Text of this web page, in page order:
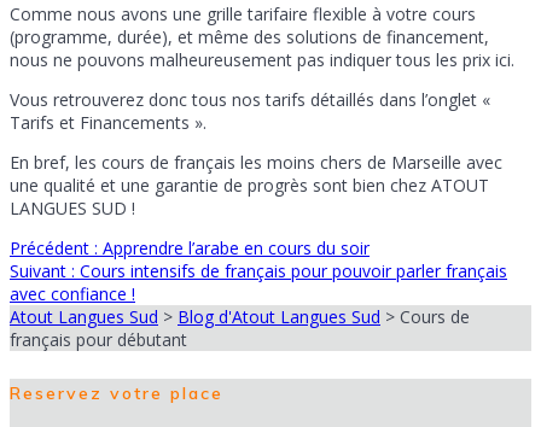
Comme nous avons une grille tarifaire flexible à votre cours
(programme, durée), et même des solutions de financement,
nous ne pouvons malheureusement pas indiquer tous les prix ici.
Vous retrouverez donc tous nos tarifs détaillés dans l’onglet «
Tarifs et Financements ».
En bref, les cours de français les moins chers de Marseille avec
une qualité et une garantie de progrès sont bien chez ATOUT
LANGUES SUD !
Navigation
de
l’article
Précédent : Article
précédent
:
Apprendre l’arabe en cours du soir
Suivant : Article
suivant
:
Cours intensifs de français pour pouvoir parler français
avec confiance !
Atout Langues Sud > Blog d'Atout Langues Sud > Cours de
français pour débutant
Reservez votre place